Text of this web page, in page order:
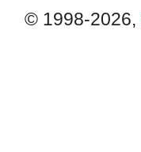
© 1998-2026,